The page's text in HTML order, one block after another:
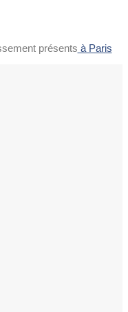
présents à Paris